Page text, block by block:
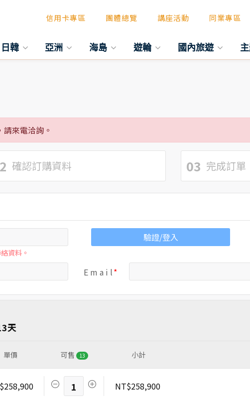
信用卡專區 團體總覽 講座活動 同業專區
日韓 亞洲 海島 遊輪 國內旅遊
來電洽詢。
確認訂購資料 03 完成訂單
資料。
驗證/登入
E m a i l
天
單價 可售 13 小計
1 NT$258,900